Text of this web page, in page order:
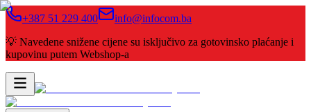
+387 51 229 400
info@infocom.ba
💡 Navedene snižene cijene su isključivo za gotovinsko plaćanje i
kupovinu putem Webshop-a